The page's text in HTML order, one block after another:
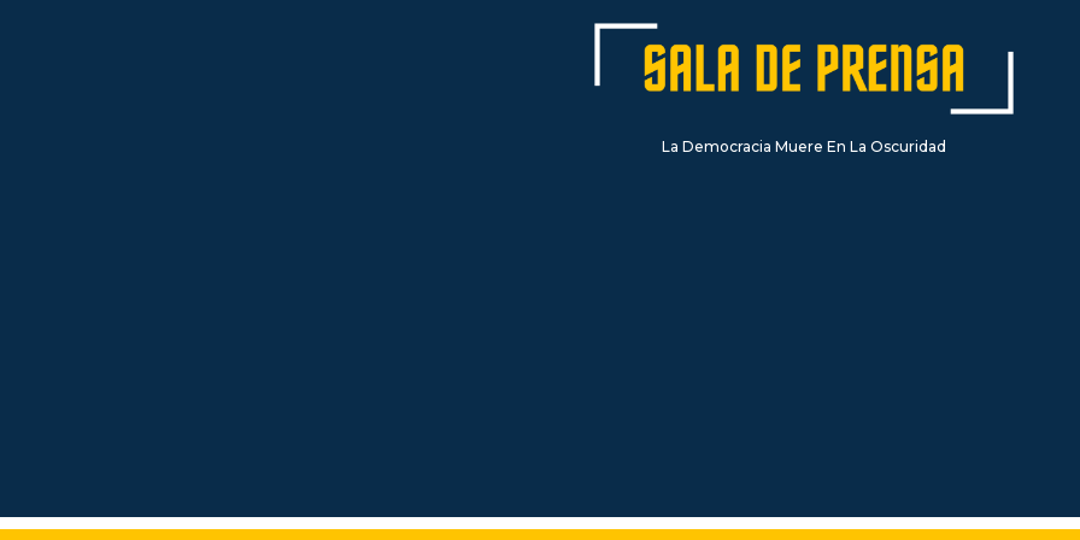
La Democracia Muere En La Oscuridad